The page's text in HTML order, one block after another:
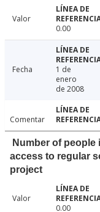
Valor
0.00
Fecha
1 de
enero
de 2008
Comentar
Number of
access to regular
project
Valor
0.00